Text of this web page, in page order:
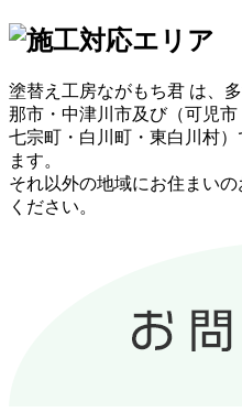
塗替え工房ながもち君 は、
那市・中津川市及び（可児
七宗町・白川町・東白川村
ます。
それ以外の地域にお住まい
ください。